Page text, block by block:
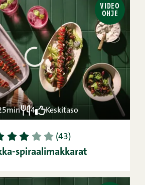
VIDEO
OHJE
4 Keskitaso
2 3 4 5 (43)
spiraalimakkarat